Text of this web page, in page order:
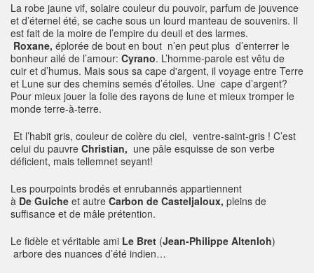
La robe jaune vif, solaire couleur du pouvoir, parfum de jouvence
et d’éternel été, se cache sous un lourd manteau de souvenirs. Il
est fait de la moire de l’empire du deuil et des larmes.
Roxane, éplorée de bout en bout n’en peut plus d’enterrer le
bonheur ailé de l’amour: Cyrano. L’homme-parole est vêtu de
cuir et d’humus. Mais sous sa cape d'argent, il voyage entre Terre
et Lune sur des chemins semés d’étoiles. Une cape d’argent?
Pour mieux jouer la folie des rayons de lune et mieux tromper le
monde terre-à-terre.
Et l’habit gris, couleur de colère du ciel, ventre-saint-gris ! C’est
celui du pauvre Christian, une pâle esquisse de son verbe
déficient, mais tellemnet seyant!
Les pourpoints brodés et enrubannés appartiennent
à De Guiche et autre Carbon de Casteljaloux, pleins de
suffisance et de mâle prétention.
Le fidèle et véritable ami Le Bret (Jean-Philippe Altenloh)
arbore des nuances d’été indien…